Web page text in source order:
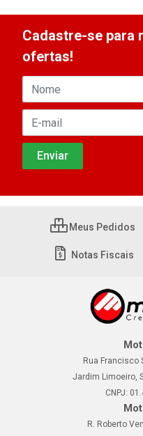
Cadastre-se para
ofertas!
Meus Pedidos
Notas Fiscais
Rua Francisco
Jardim Limoeiro,
CNPJ:
R. Roberto